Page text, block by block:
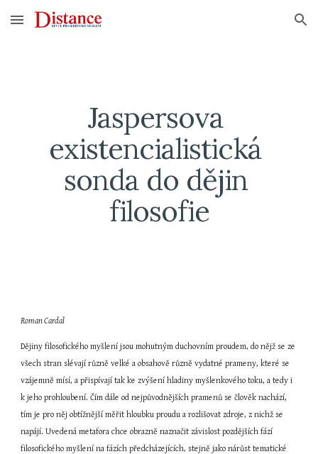
Skip to main content Skip to navigation
Jaspersova
existencialistická
sonda do dějin
filosofie
Roman Cardal
Dějiny filosofického myšlení jsou mohutným duchovním proudem, do nějž se ze
všech stran slévají různě velké a obsahově různě vydatné prameny, které se
vzájemně mísí, a přispívají tak ke zvýšení hladiny myšlenkového toku, a tedy i
k jeho prohloubení. Čím dále od nejpůvodnějších pramenů se člověk nachází,
tím je pro něj obtížnější měřit hloubku proudu a rozlišovat zdroje, z nichž se
napájí. Uvedená metafora chce obrazně naznačit závislost pozdějších fází
filosofického myšlení na fázích předcházejících, stejně jako nárůst tematické